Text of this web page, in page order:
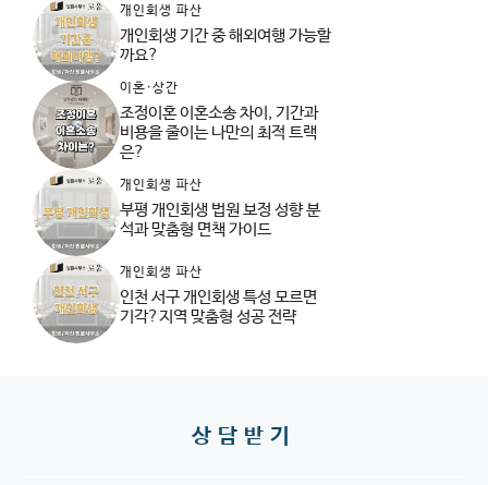
개인회생 파산
개인회생 기간 중 해외여행 가능할
까요?
이혼·상간
조정이혼 이혼소송 차이, 기간과
비용을 줄이는 나만의 최적 트랙
은?
개인회생 파산
부평 개인회생 법원 보정 성향 분
석과 맞춤형 면책 가이드
개인회생 파산
인천 서구 개인회생 특성 모르면
기각?지역 맞춤형 성공 전략
상담받기